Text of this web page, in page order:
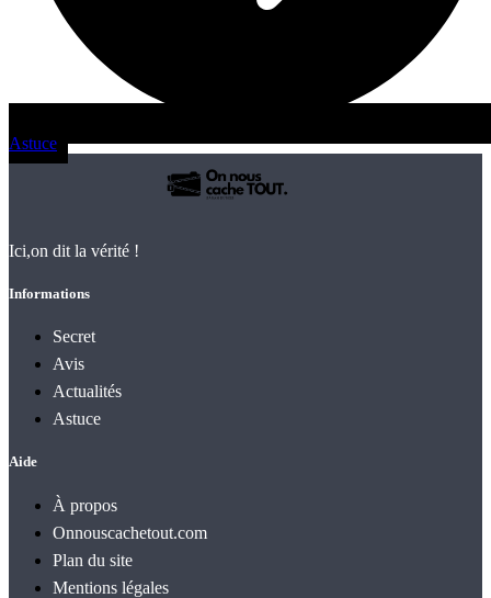
Astuce
Ici,on dit la vérité !
Informations
Secret
Avis
Actualités
Astuce
Aide
À propos
Onnouscachetout.com
Plan du site
Mentions légales